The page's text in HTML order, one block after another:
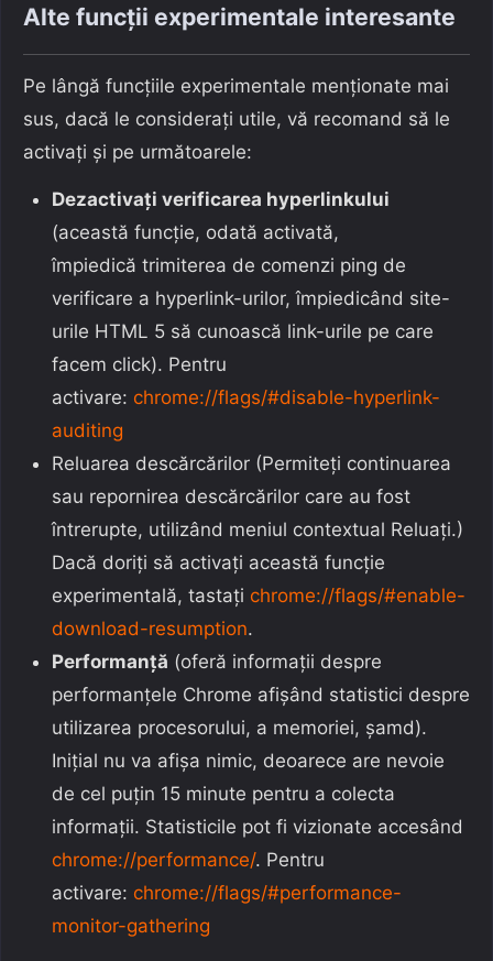
Alte funcții experimentale interesante
Pe lângă funcțiile experimentale menționate mai
sus, dacă le considerați utile, vă recomand să le
activați și pe următoarele:
Dezactivați verificarea hyperlinkului
(această funcție, odată activată,
împiedică trimiterea de comenzi ping de
verificare a hyperlink-urilor, împiedicând site-
urile HTML 5 să cunoască link-urile pe care
facem click). Pentru
activare: chrome://flags/#disable-hyperlink-
auditing
Reluarea descărcărilor (Permiteți continuarea
sau repornirea descărcărilor care au fost
întrerupte, utilizând meniul contextual Reluați.)
Dacă doriți să activați această funcție
experimentală, tastați chrome://flags/#enable-
download-resumption.
Performanță (oferă informații despre
performanțele Chrome afișând statistici despre
utilizarea procesorului, a memoriei, șamd).
Inițial nu va afișa nimic, deoarece are nevoie
de cel puțin 15 minute pentru a colecta
informații. Statisticile pot fi vizionate accesând
chrome://performance/. Pentru
activare: chrome://flags/#performance-
monitor-gathering